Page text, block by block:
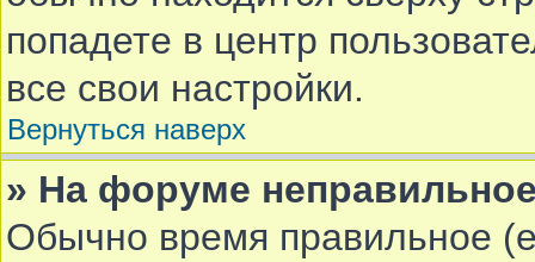
попадете в центр
все свои настройки.
Вернуться наверх
» На форуме
Обычно время правильное